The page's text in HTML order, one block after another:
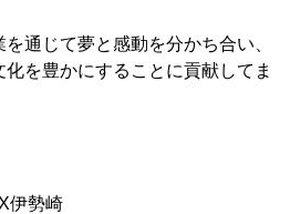
通じて夢と感動を分かち合い、
を豊かにすることに貢献してま
勢崎